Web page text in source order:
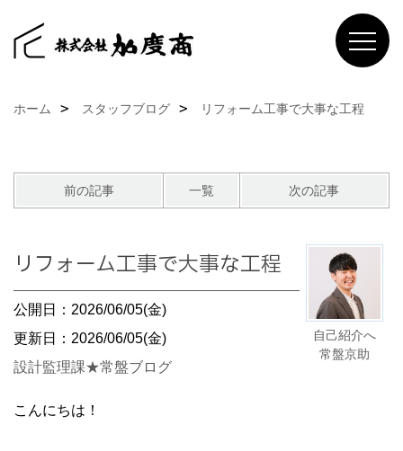
ホーム スタッフブログ リフォーム工事で大事な工程
前の記事 一覧 次の記事
自己紹介へ
常盤京助
リフォーム工事で大事な工程
公開日：2026/06/05(金)
更新日：2026/06/05(金)
設計監理課★常盤ブログ
こんにちは！